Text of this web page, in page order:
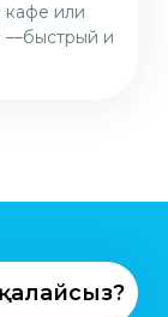
кафе или
—быстрый и